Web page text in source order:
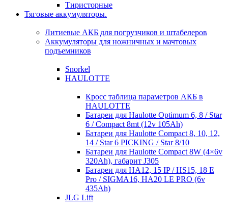
Тиристорные
Тяговые аккумуляторы.
Литиевые АКБ для погрузчиков и штабелеров
Аккумуляторы для ножничных и мачтовых
подъемников
Snorkel
HAULOTTE
Кросc таблица параметров АКБ в
HAULOTTE
Батареи для Haulotte Optimum 6, 8 / Star
6 / Compact 8mt (12v 105Ah)
Батареи для Haulotte Compact 8, 10, 12,
14 / Star 6 PICKING / Star 8/10
Батареи для Haulotte Compact 8W (4×6v
320Ah), габарит J305
Батареи для HA12, 15 IP / HS15, 18 E
Pro / SIGMA16, HA20 LE PRO (6v
435Ah)
JLG Lift